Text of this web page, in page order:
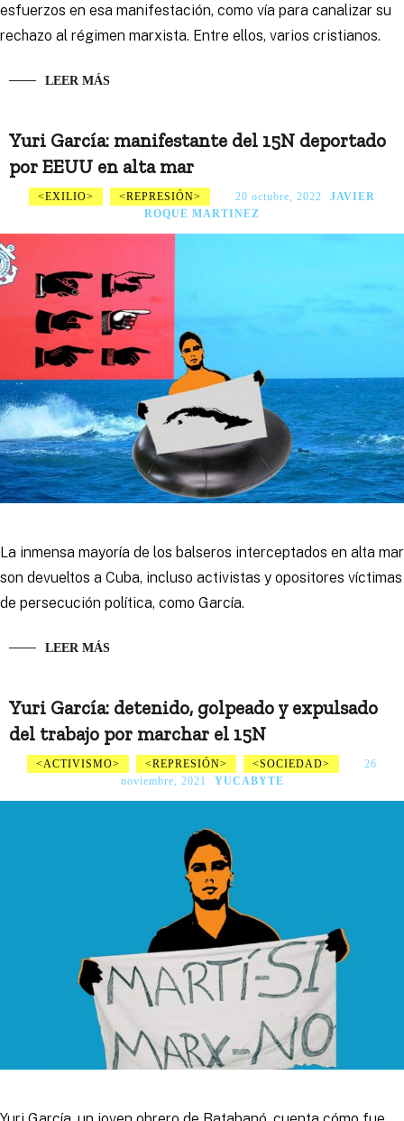
esfuerzos en esa manifestación, como vía para canalizar su
rechazo al régimen marxista. Entre ellos, varios cristianos.
LEER MÁS
Yuri García: manifestante del 15N deportado
por EEUU en alta mar
EXILIO REPRESIÓN 20 octubre, 2022
JAVIER
ROQUE MARTINEZ
La inmensa mayoría de los balseros interceptados en alta mar
son devueltos a Cuba, incluso activistas y opositores víctimas
de persecución política, como García.
LEER MÁS
Yuri García: detenido, golpeado y expulsado
del trabajo por marchar el 15N
ACTIVISMO REPRESIÓN SOCIEDAD
26
noviembre, 2021
YUCABYTE